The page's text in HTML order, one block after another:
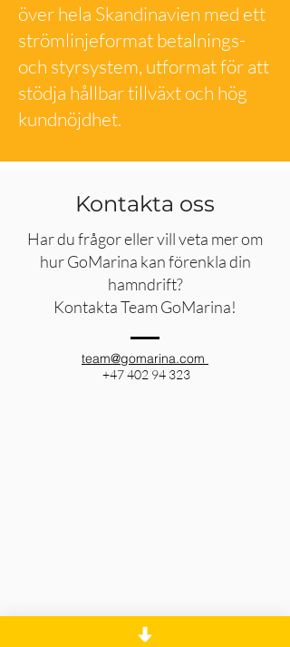
över hela Skandinavien med ett
strömlinjeformat betalnings-
och styrsystem, utformat för att
stödja hållbar tillväxt och hög
kundnöjdhet.
Kontakta oss
Har du frågor eller vill veta mer om
hur GoMarina kan förenkla din
hamndrift?
Kontakta Team GoMarina!
team@gomarina.com
+47 402 94 323